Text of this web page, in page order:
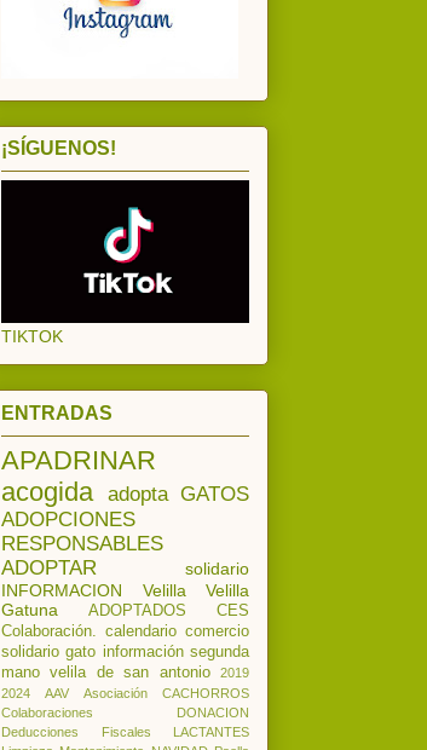
¡SÍGUENOS!
TIKTOK
ENTRADAS
APADRINAR
acogida
adopta GATOS
ADOPCIONES
RESPONSABLES
ADOPTAR
solidario
INFORMACION
Velilla
Velilla
Gatuna
ADOPTADOS
CES
Colaboración. calendario comercio
solidario gato información segunda
mano
velila de san antonio
2019
2024
AAV Asociación
CACHORROS
Colaboraciones
DONACION
Deducciones
Fiscales
LACTANTES